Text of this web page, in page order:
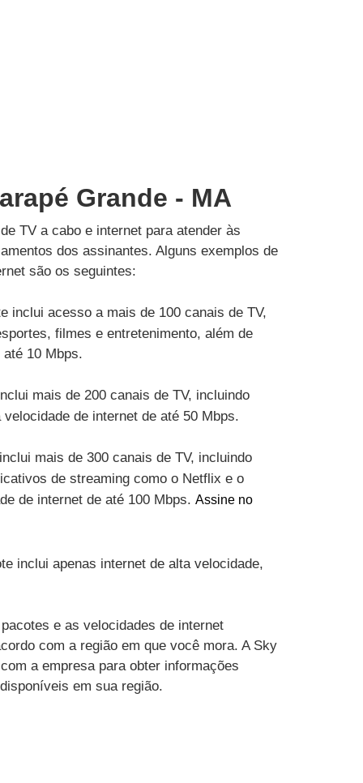
Grande - MA
TV a cabo e internet para atender às
dos assinantes. Alguns exemplos de
são os seguintes:
inclui acesso a mais de 100 canais de TV,
filmes e entretenimento, além de
10 Mbps.
mais de 200 canais de TV, incluindo
de internet de até 50 Mbps.
mais de 300 canais de TV, incluindo
de streaming como o Netflix e o
de internet de até 100 Mbps. Assine no
inclui apenas internet de alta velocidade,
e as velocidades de internet
com a região em que você mora. A Sky
a empresa para obter informações
em sua região.